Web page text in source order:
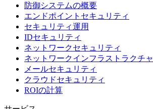
防御システムの概要
エンドポイントセキュリティ
セキュリティ運用
IDセキュリティ
ネットワークセキュリティ
ネットワークインフラストラクチャ
メールセキュリティ
クラウドセキュリティ
ROIの計算